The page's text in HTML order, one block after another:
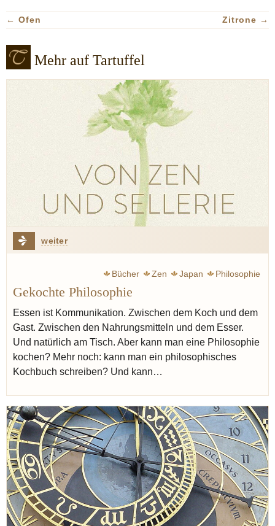
← Ofen Zitrone →
Mehr auf Tartuffel
weiter
Bücher Zen Japan Philosophie
Gekochte Philosophie
Essen ist Kommunikation. Zwischen dem Koch und dem
Gast. Zwischen den Nahrungsmitteln und dem Esser.
Und natürlich am Tisch. Aber kann man eine Philosophie
kochen? Mehr noch: kann man ein philosophisches
Kochbuch schreiben? Und kann…